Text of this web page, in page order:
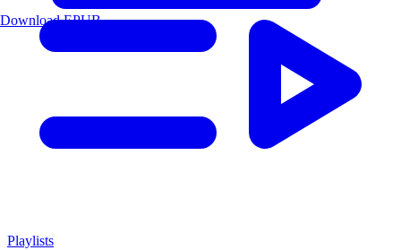
Playlists
Download EPUB